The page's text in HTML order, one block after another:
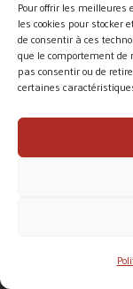
Pour offrir les meilleures
les cookies pour stocker
de consentir à ces
que le comportement de
pas consentir ou de
certaines
aucune
Le diocèse de